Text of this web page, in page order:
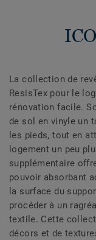
La collection de
ResisTex pour le
rénovation facile.
de sol en vinyle un
les pieds, tout en
logement un peu
supplémentaire
pouvoir absorbant
la surface du
procéder à un
textile. Cette
décors et de